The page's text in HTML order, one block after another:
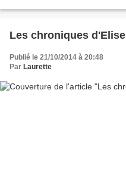
Les chroniques d'Elise
Publié le 21/10/2014 à 20:48
Par Laurette